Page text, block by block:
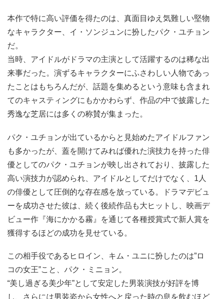
本作で特に高い評価を得たのは、真面目ゆえ気難しい堅物
なキャラクター、イ・ソンジュンに扮したパク・ユチョン
だ。
当時、アイドルがドラマの主演として活躍するのは稀な出
来事だった。演ずるキャラクターにふさわしい人物であっ
たことはもちろんだが、話題を集めるという意味も含まれ
てのキャスティングにもかかわらず、作品の中で披露した
秀逸な芝居には多くの称賛が集まった。
パク・ユチョンが出ているからと見始めたアイドルファン
も多かったが、蓋を開けてみれば優れた演技力を持った俳
優としてのパク・ユチョンが映し出されており、披露した
高い演技力が認められ、アイドルとしてだけでなく、1人
の俳優として圧倒的な存在感を放っている。ドラマデビュ
ーを成功させた彼は、続く後続作品も大ヒットし、映画デ
ビュー作『海にかかる霧』を通じて各種授賞式で新人賞を
獲得するほどの成功を見せている。
この相手役であるヒロイン、キム・ユニに扮したのは”ロ
コの女王”こと、パク・ミニョン。
“美し過ぎる美少年”として安定した男装演技が好評を博
し、さらには男装姿から女性へと戻った時の息を飲むほど